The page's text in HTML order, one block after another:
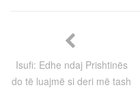
Isufi: Edhe ndaj Prishtinës
do të luajmë si deri më tash